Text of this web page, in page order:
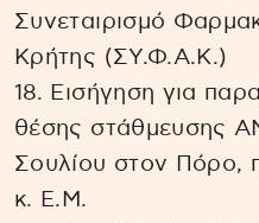
Συνεταιρισμό
Κρήτης (ΣΥ.Φ.Α.Κ.)
18. Εισήγηση για
θέσης στάθμευσης
Σουλίου στον Πόρο,
κ. Ε.Μ.